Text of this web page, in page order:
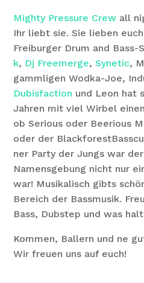
Mighty Pressure Crew all
Ihr liebt sie. Sie lieben
Freiburger Drum and Bass-
k, Dj Freemerge,Synetic,
gammligen Wodka-Joe,
Dubisfaction und Leon hat
Jahren mit viel Wirbel
ob Serious oder Beerious
oder der
ner Party der Jungs war
Namensgebung nicht nur
war! Musikalisch gibts
Bereich der Bassmusik.
Bass, Dubstep und was
Kommen, Ballern und ne
Wir freuen uns auf euch!